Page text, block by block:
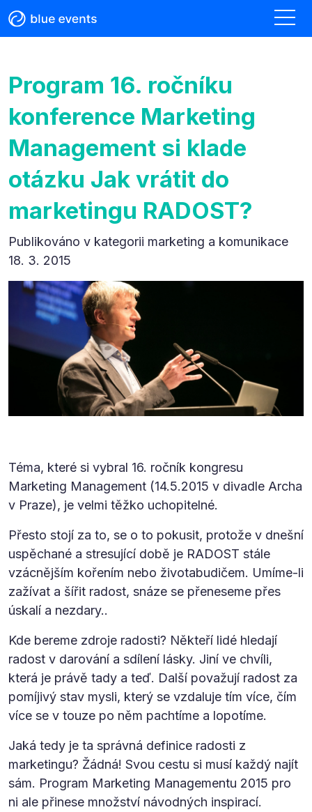
Program 16. ročníku
konference Marketing
Management si klade
otázku Jak vrátit do
marketingu RADOST?
Publikováno v kategorii marketing a komunikace
18. 3. 2015
Téma, které si vybral 16. ročník kongresu
Marketing Management (14.5.2015 v divadle Archa
v Praze), je velmi těžko uchopitelné.
Přesto stojí za to, se o to pokusit, protože v dnešní
uspěchané a stresující době je RADOST stále
vzácnějším kořením nebo životabudičem. Umíme-li
zažívat a šířit radost, snáze se přeneseme přes
úskalí a nezdary..
Kde bereme zdroje radosti? Někteří lidé hledají
radost v darování a sdílení lásky. Jiní ve chvíli,
která je právě tady a teď. Další považují radost za
pomíjivý stav mysli, který se vzdaluje tím více, čím
více se v touze po něm pachtíme a lopotíme.
Jaká tedy je ta správná definice radosti z
marketingu? Žádná! Svou cestu si musí každý najít
sám. Program Marketing Managementu 2015 pro
ni ale přinese množství návodných inspirací.